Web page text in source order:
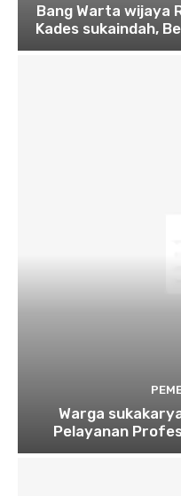
Bang Warta wijaya
Kades sukaindah,
Warga
Pelayanan